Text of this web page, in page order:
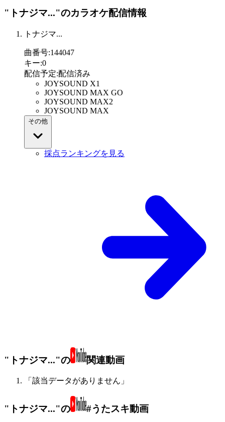
"トナジマ..."のカラオケ配信情報
トナジマ...
曲番号:144047
キー:0
配信予定:配信済み
JOYSOUND X1
JOYSOUND MAX GO
JOYSOUND MAX2
JOYSOUND MAX
その他
採点ランキングを見る
"トナジマ..."の 関連動画
「該当データがありません」
"トナジマ..."の #うたスキ動画